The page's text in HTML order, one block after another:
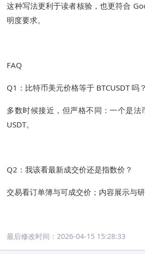
这种写法更利于读者核验，也更符合
明度要求。
FAQ
Q1：比特币美元价格等于 BTCUSDT 吗？
多数时候接近，但严格不同：一个是法
USDT。
Q2：我该看最新成交价还是指数价？
交易看订单簿与可成交价；内容展示与研
最后修改时间：2026-04-15 15:28:33